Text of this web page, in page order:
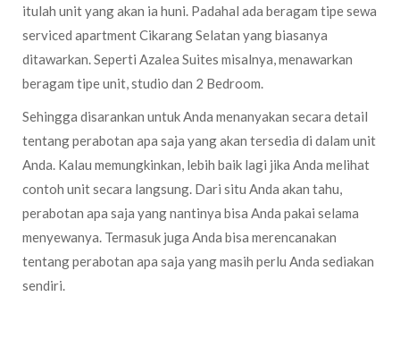
itulah unit yang akan ia huni. Padahal ada beragam tipe sewa
serviced apartment Cikarang Selatan yang biasanya
ditawarkan. Seperti Azalea Suites misalnya, menawarkan
beragam tipe unit, studio dan 2 Bedroom.
Sehingga disarankan untuk Anda menanyakan secara detail
tentang perabotan apa saja yang akan tersedia di dalam unit
Anda. Kalau memungkinkan, lebih baik lagi jika Anda melihat
contoh unit secara langsung. Dari situ Anda akan tahu,
perabotan apa saja yang nantinya bisa Anda pakai selama
menyewanya. Termasuk juga Anda bisa merencanakan
tentang perabotan apa saja yang masih perlu Anda sediakan
sendiri.